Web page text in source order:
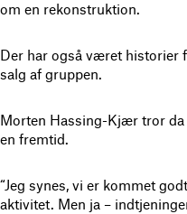
om en rekonstruktion.
Der har også været historier
salg af gruppen.
Morten Hassing-Kjær tror da
en fremtid.
“Jeg synes, vi er kommet
aktivitet. Men ja –